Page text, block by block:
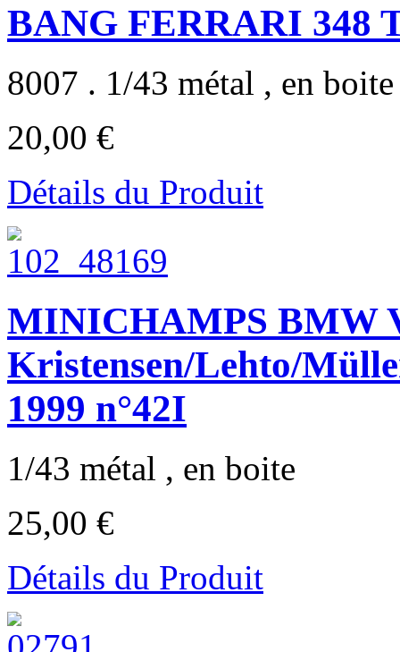
BANG FERRARI 348
8007 . 1/43 métal , en
20,00 €
Détails du Produit
MINICHAMPS BMW
Kristensen/Lehto/
1999 n°42I
1/43 métal , en boite
25,00 €
Détails du Produit